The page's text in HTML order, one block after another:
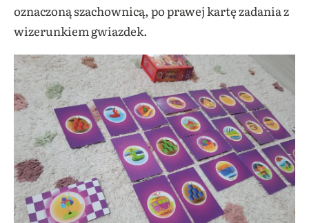
oznaczoną szachownicą, po prawej kartę zadania z
wizerunkiem gwiazdek.